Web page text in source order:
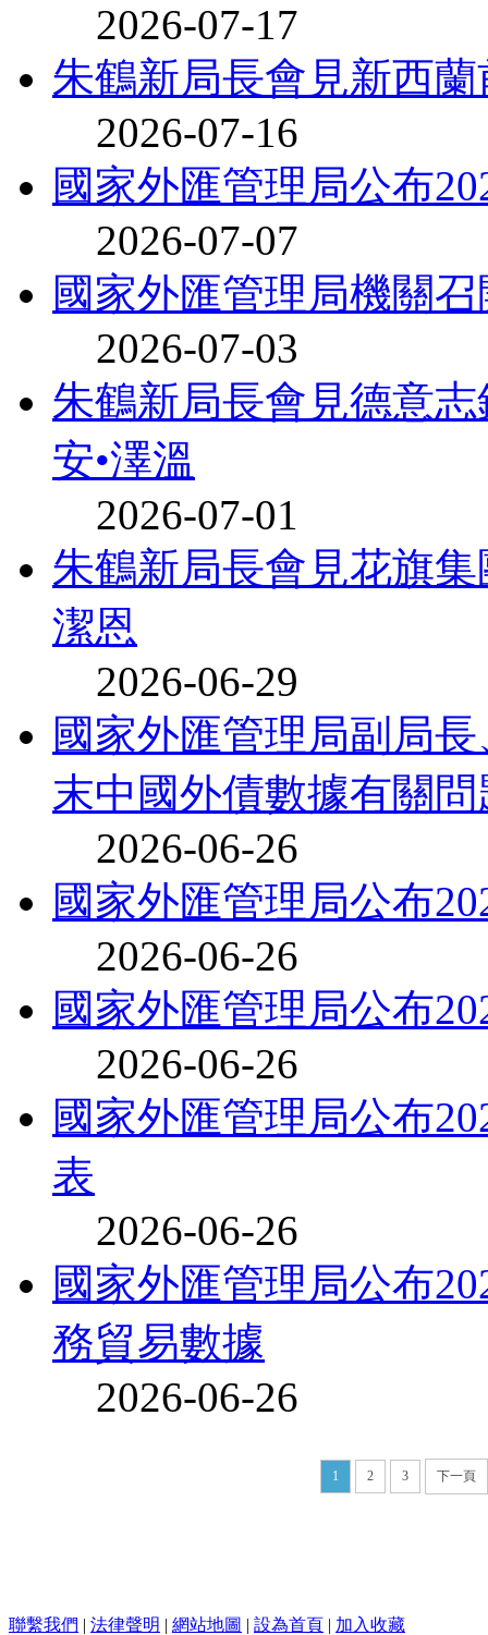
2026-07-17
朱鶴新局長會見新西蘭
2026-07-16
國家外匯管理局公布
2026-07-07
國家外匯管理局機關
2026-07-03
朱鶴新局長會見德意
安•澤溫
2026-07-01
朱鶴新局長會見花旗
潔恩
2026-06-29
國家外匯管理局副局
末中國外債數據有關
2026-06-26
國家外匯管理局公布
2026-06-26
國家外匯管理局公布
2026-06-26
國家外匯管理局公布
表
2026-06-26
國家外匯管理局公布
務貿易數據
2026-06-26
1 2 3 下一頁
聯繫我們 | 法律聲明 | 網站地圖 | 設為首頁 | 加入收藏